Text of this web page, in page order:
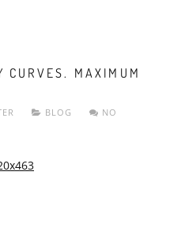
CURVES. MAXIMUM
BLOG
NO